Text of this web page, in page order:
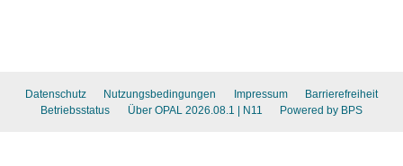
Datenschutz Nutzungsbedingungen Impressum
Barrierefreiheit
Betriebsstatus
Über OPAL 2026.08.1 | N11 Powered by BPS